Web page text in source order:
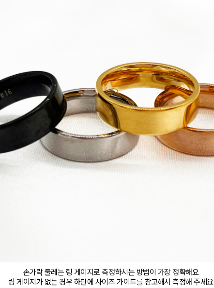
손가락 둘레는 링 게이지로 측정하시는 방법이 가장 정확해요
링 게이지가 없는 경우 하단에 사이즈 가이드를 참고해서 측정해 주세요